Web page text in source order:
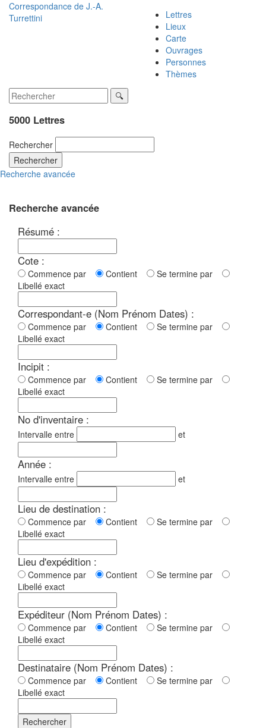
Correspondance de J.-A.
Turrettini
Lettres
Lieux
Carte
Ouvrages
Personnes
Thèmes
5000 Lettres
Rechercher
Rechercher
Recherche avancée
Recherche avancée
Résumé :
Cote :
Commence par Contient
Se termine par
Libellé exact
Correspondant-e (Nom Prénom Dates) :
Commence par Contient
Se termine par
Libellé exact
Incipit :
Commence par Contient
Se termine par
Libellé exact
No d'inventaire :
Intervalle entre et
Année :
Intervalle entre et
Lieu de destination :
Commence par Contient
Se termine par
Libellé exact
Lieu d'expédition :
Commence par Contient
Se termine par
Libellé exact
Expéditeur (Nom Prénom Dates) :
Commence par Contient
Se termine par
Libellé exact
Destinataire (Nom Prénom Dates) :
Commence par Contient
Se termine par
Libellé exact
Rechercher